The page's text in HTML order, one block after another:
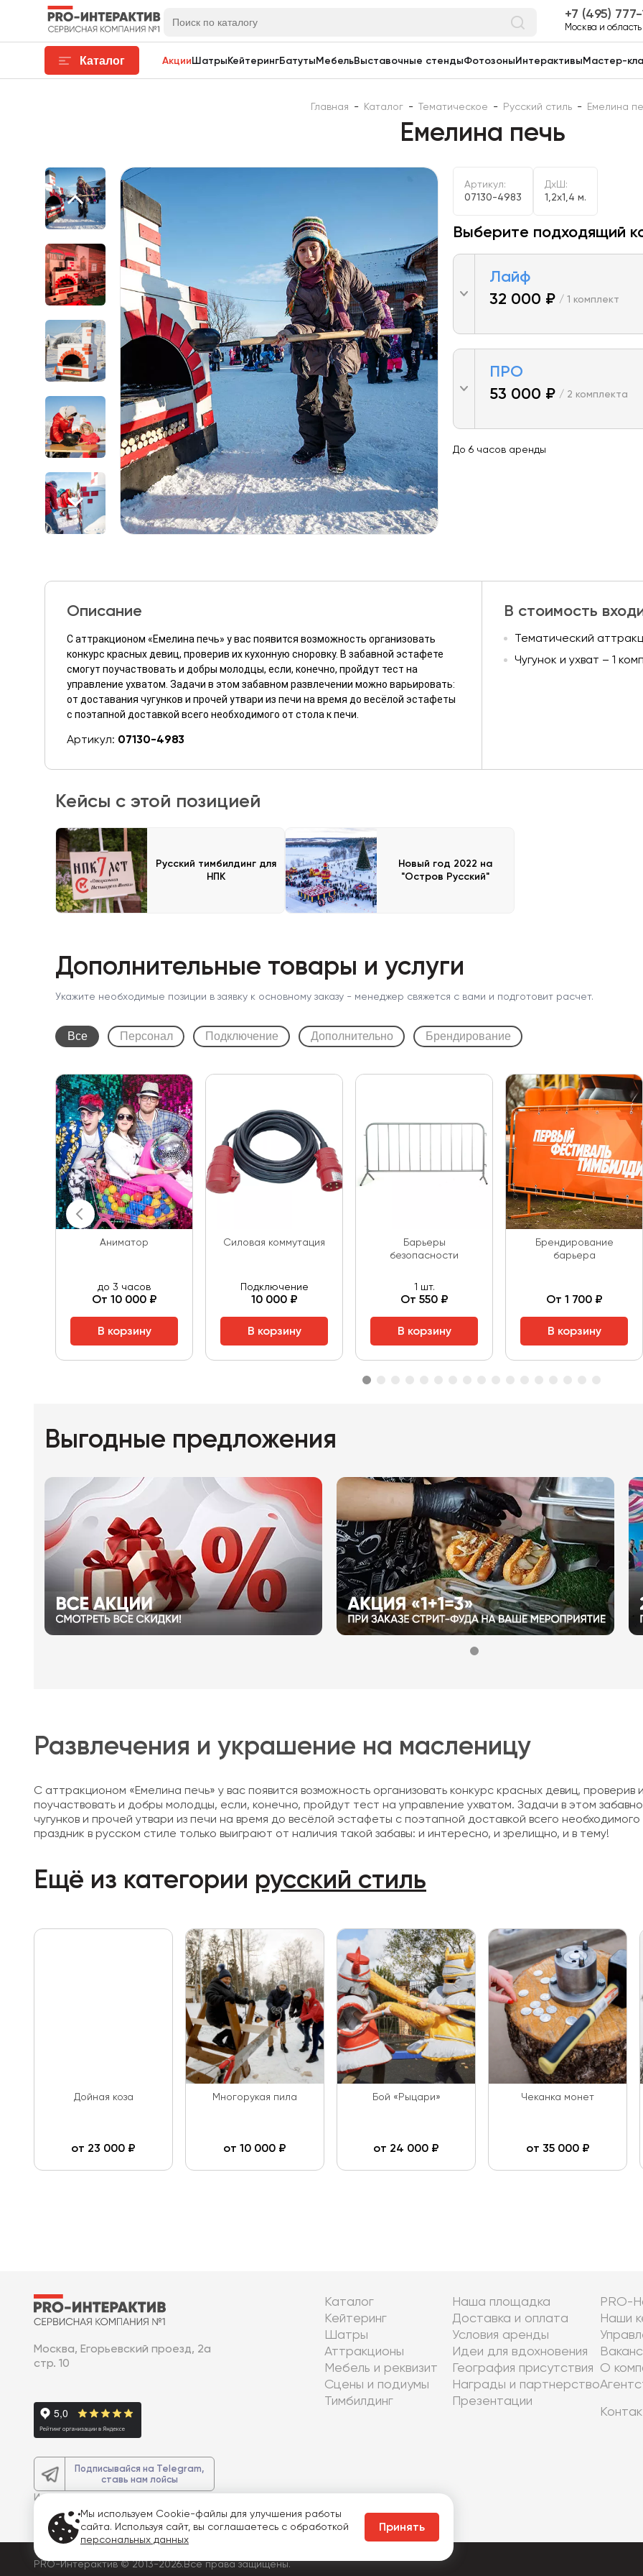
7 (495)
Москва и область
Каталог Акции Шатры КейтерингБатуты МебельВыставочные стендыФотозоны Интерактивы Мастер-
Главная - Каталог - Тематическое - Русский стиль - Емелина
Емелина печь
Артикул:
07130-4983
ДxШ:
1,2x1,4 м.
Выберите подходящий
Лайф
32 000 ₽ / 1 комплект
ПРО
53 000 ₽ / 2 комплекта
До 6 часов аренды
Описание
С аттракционом «Емелина печь» у вас появится возможность организовать
конкурс красных девиц, проверив их кухонную сноровку. В забавной эстафете
смогут поучаствовать и добры молодцы, если, конечно, пройдут тест на
управление ухватом. Задачи в этом забавном развлечении можно варьировать:
от доставания чугунков и прочей утвари из печи на время до весёлой эстафеты
с поэтапной доставкой всего необходимого от стола к печи.
Артикул: 07130-4983
В стоимость
Тематический
Чугунок и ухват – 1
Кейсы с этой позицией
Русский тимбилдинг для
НПК
Новый год 2022 на
"Остров Русский"
Дополнительные товары и услуги
Укажите необходимые позиции в заявку к основному заказу - менеджер свяжется с вами и подготовит расчет.
Все Персонал Подключение Дополнительно Брендирование
Аниматор
до 3 часов
От 10 000 ₽
В корзину
Cиловая коммутация
Подключение
10 000 ₽
В корзину
Барьеры
безопасности
1 шт.
От 550 ₽
В корзину
Брендирование
барьера
От 1 700 ₽
В корзину
Выгодные предложения
Развлечения и украшение на масленицу
С аттракционом «Емелина печь» у вас появится возможность организовать конкурс красных девиц,
поучаствовать и добры молодцы, если, конечно, пройдут тест на управление ухватом. Задачи в этом
чугунков и прочей утвари из печи на время до весёлой эстафеты с поэтапной доставкой всего
праздник в русском стиле только выиграют от наличия такой забавы: и интересно, и зрелищно, и в тему!
Ещё из категории русский стиль
Дойная коза
от 23 000 ₽
Многорукая пила
от 10 000 ₽
Бой «Рыцари»
от 24 000 ₽
Чеканка монет
от 35 000₽
Москва, Егорьевский проезд, 2а
стр. 10
Подписывайся на Telegram,
ставь нам лойсы
И получите
Каталог
Кейтеринг
Шатры
Аттракционы
Мебель и реквизит
Сцены и подиумы
Тимбилдинг
Наша площадка
Доставка и оплата
Условия аренды
Идеи для вдохновения
География присутствия
Награды и партнерство
Презентации
PRO-
Наши
О
PRO-Интерактив © 2013-2026. Все права защищены.
Мы используем Cookie-файлы для улучшения работы
сайта. Используя сайт, вы соглашаетесь с обработкой
персональных данных
Принять